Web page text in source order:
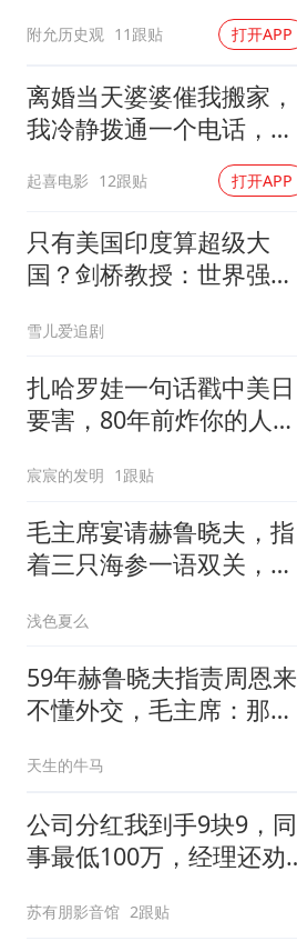
附允历史观 11跟贴 打开APP
离婚当天婆婆催我搬家，
我冷静拨通一个电话，全
起喜电影 12跟贴 打开APP
只有美国印度算超级大
国？剑桥教授：世界强国
雪儿爱追剧
扎哈罗娃一句话戳中美日
要害，80年前炸你的人，
宸宸的发明 1跟贴
毛主席宴请赫鲁晓夫，指
着三只海参一语双关，赫
浅色夏么
59年赫鲁晓夫指责周恩来
不懂外交，毛主席：那我
天生的牛马
公司分红我到手9块9，同
事最低100万，经理还劝
苏有朋影音馆 2跟贴